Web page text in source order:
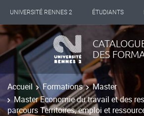
UNIVERSITÉ RENNES 2 ÉTUDIANTS
INTERNATIONAL PROFESSIONNELS
LES NOUVELLES DE RENNES 2
DES
Accueil Formations
Master
Master Economie du travail et des
parcours Territoires, emploi et